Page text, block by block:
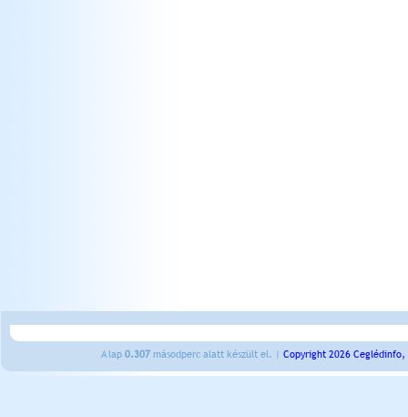
A lap 0.307 másodperc alatt készült el. | Copyright 2026